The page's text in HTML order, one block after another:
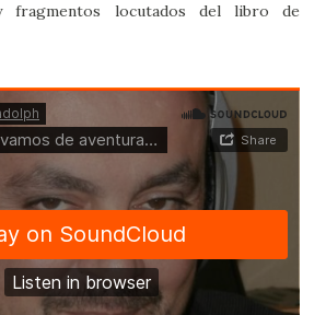
fragmentos locutados del libro de